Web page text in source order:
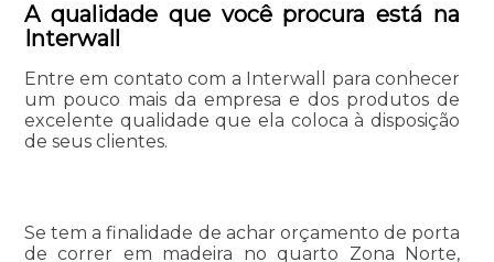
A qualidade que você procura está na
Interwall
Entre em contato com a Interwall para conhecer
um pouco mais da empresa e dos produtos de
excelente qualidade que ela coloca à disposição
de seus clientes.
Se tem a finalidade de achar orçamento de porta
de correr em madeira no quarto Zona Norte,